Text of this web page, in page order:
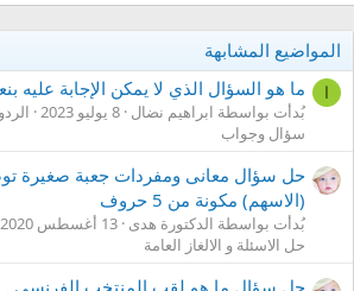
المواضيع المشابهة
ا ما هو السؤال الذي لا يمكن الإجابة عليه
بُدأت بواسطة ابراهيم نضال 8 يوليو 2023
سؤال وجواب
حل سؤال معانى ومفردات جعبة صغيرة
(الاسهم) مكونة من 5 حروف
بُدأت بواسطة الدكتورة هدى 13 أغسطس 2020
حل الاسئلة و الالغاز العامة